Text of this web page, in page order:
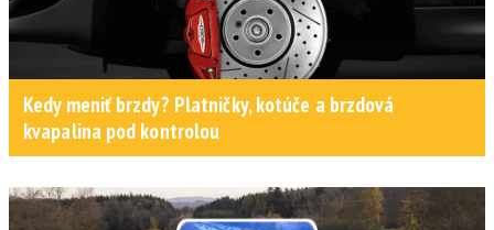
Kedy meniť brzdy? Platničky, kotúče a brzdová
kvapalina pod kontrolou